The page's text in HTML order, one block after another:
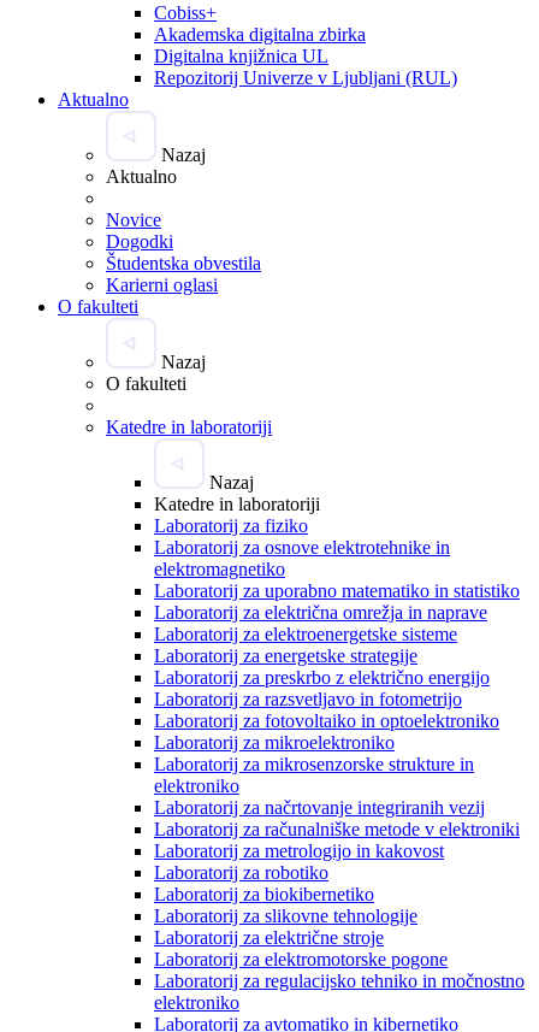
Cobiss+
Akademska digitalna zbirka
Digitalna knjižnica UL
Repozitorij Univerze v Ljubljani (RUL)
Aktualno
Nazaj
Aktualno
Novice
Dogodki
Študentska obvestila
Karierni oglasi
O fakulteti
Nazaj
O fakulteti
Katedre in laboratoriji
Nazaj
Katedre in laboratoriji
Laboratorij za fiziko
Laboratorij za osnove elektrotehnike in
elektromagnetiko
Laboratorij za uporabno matematiko in statistiko
Laboratorij za električna omrežja in naprave
Laboratorij za elektroenergetske sisteme
Laboratorij za energetske strategije
Laboratorij za preskrbo z električno energijo
Laboratorij za razsvetljavo in fotometrijo
Laboratorij za fotovoltaiko in optoelektroniko
Laboratorij za mikroelektroniko
Laboratorij za mikrosenzorske strukture in
elektroniko
Laboratorij za načrtovanje integriranih vezij
Laboratorij za računalniške metode v elektroniki
Laboratorij za metrologijo in kakovost
Laboratorij za robotiko
Laboratorij za biokibernetiko
Laboratorij za slikovne tehnologije
Laboratorij za električne stroje
Laboratorij za elektromotorske pogone
Laboratorij za regulacijsko tehniko in močnostno
elektroniko
Laboratorij za avtomatiko in kibernetiko